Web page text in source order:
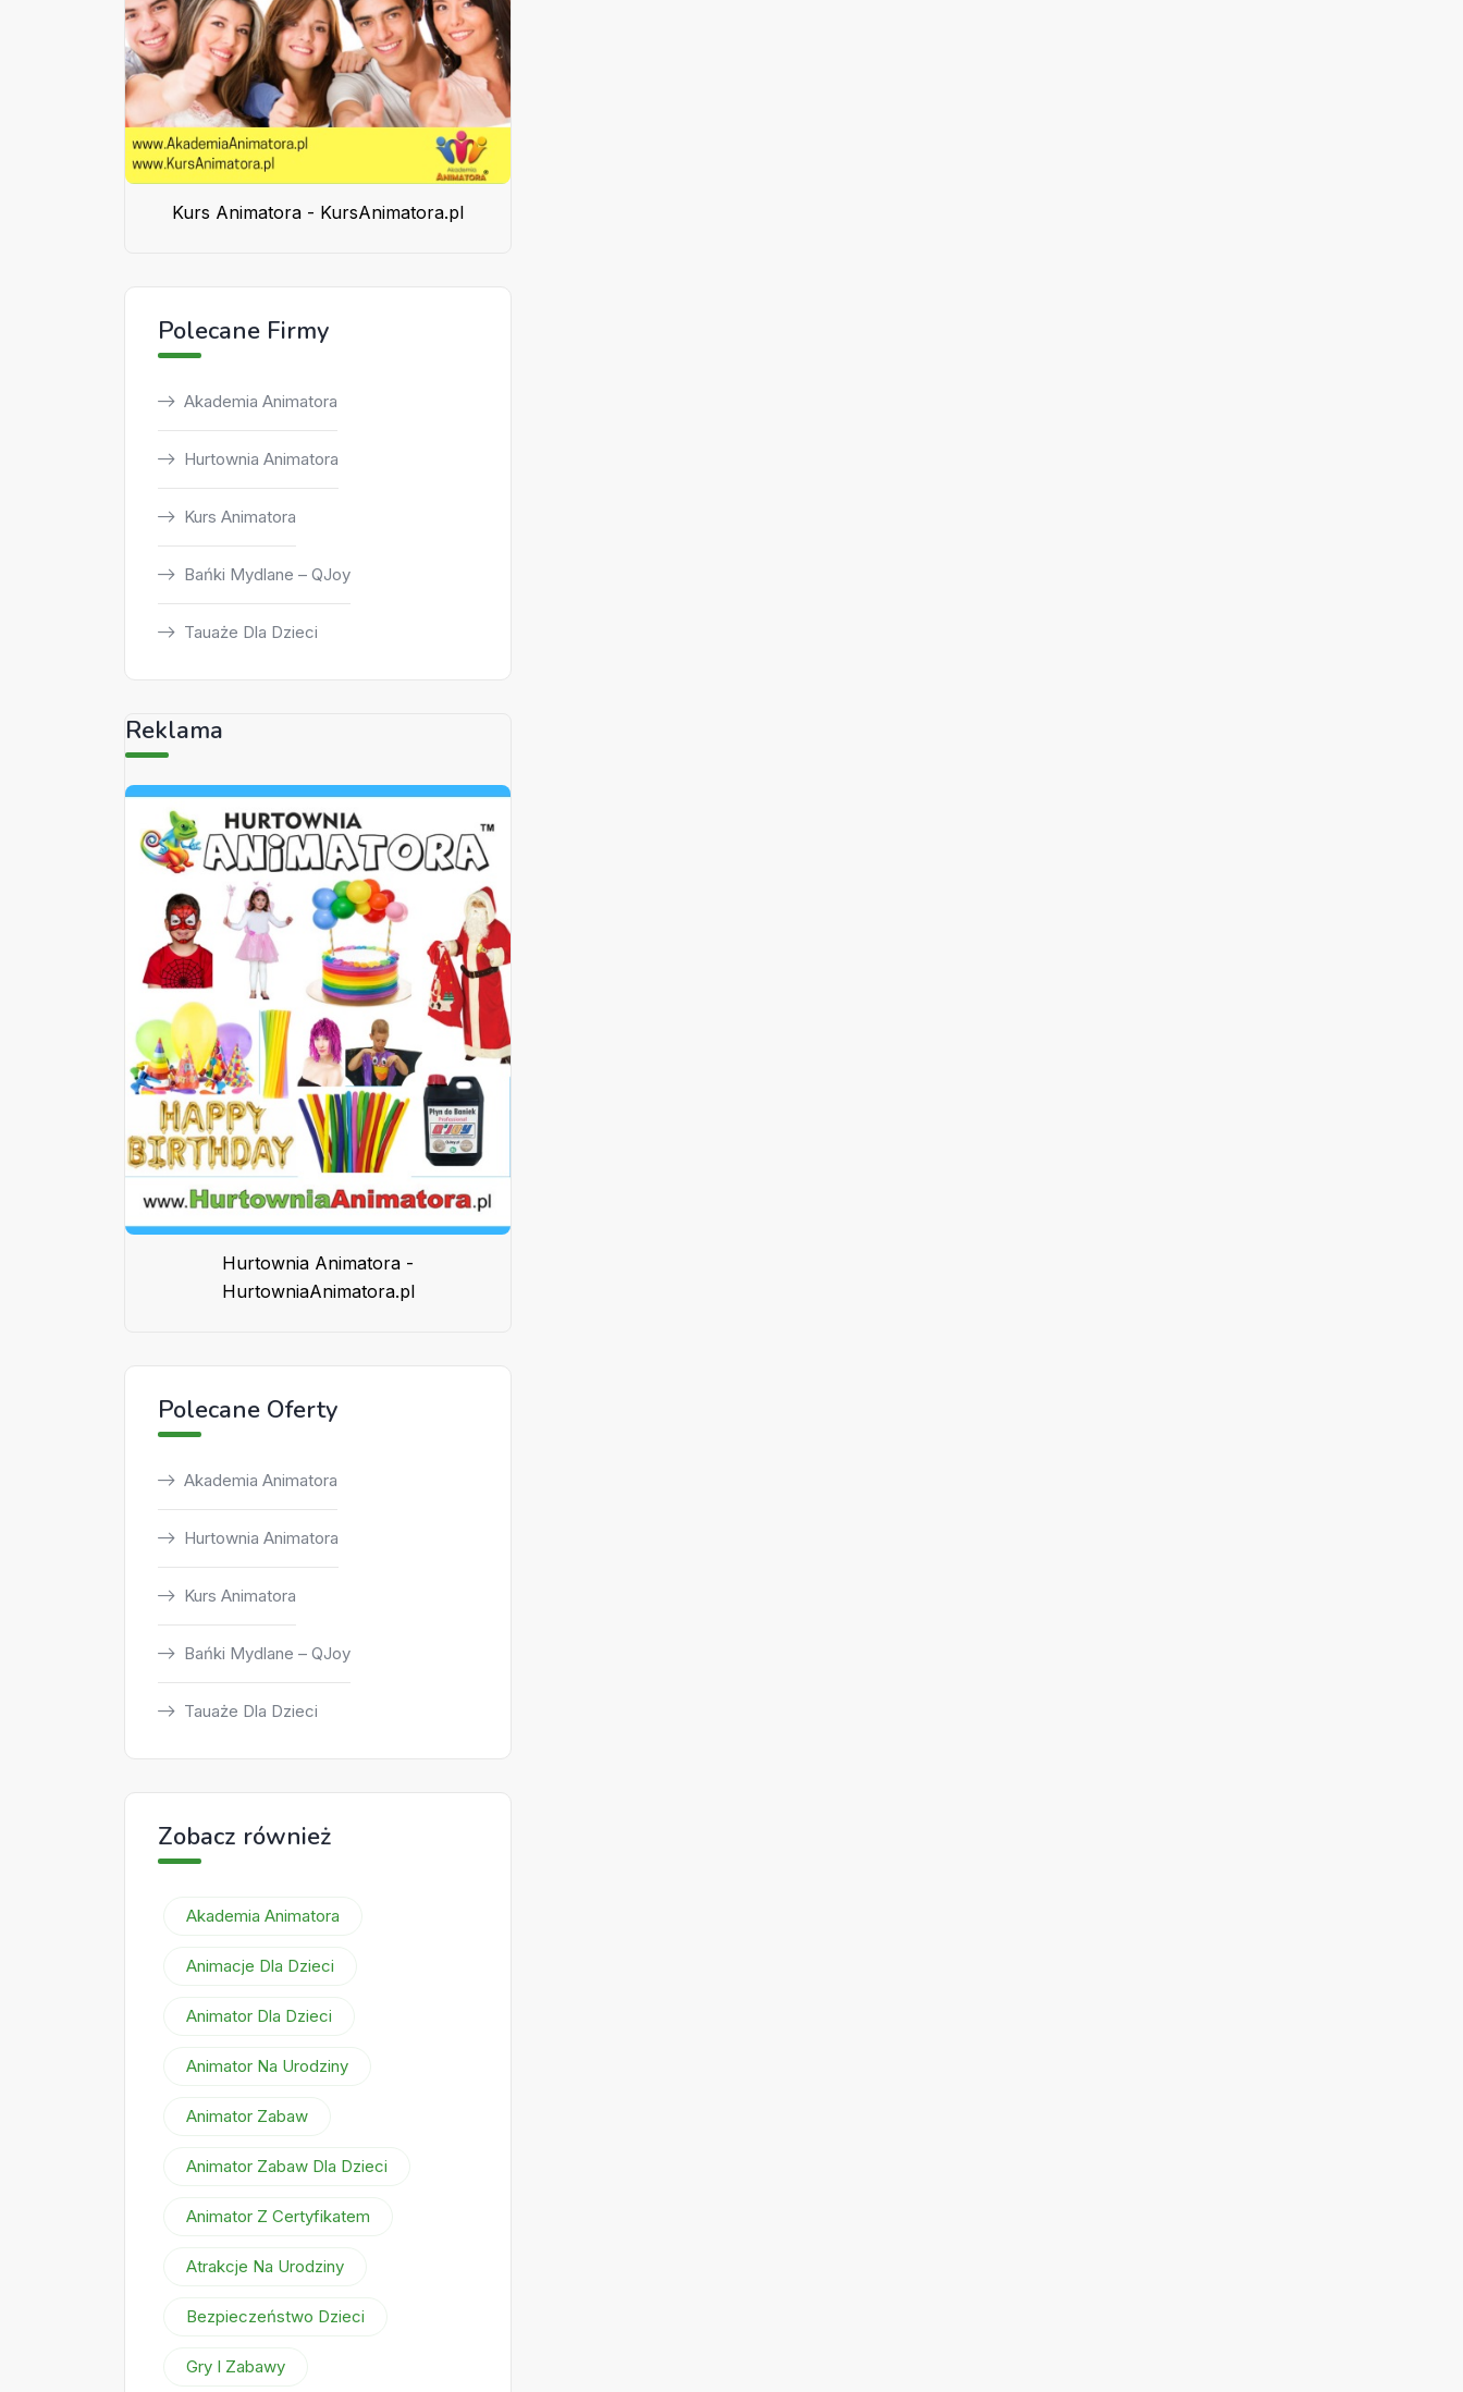
Kurs Animatora - KursAnimatora.pl
Polecane Firmy
Akademia Animatora
Hurtownia Animatora
Kurs Animatora
Bańki Mydlane – QJoy
Tauaże Dla Dzieci
Reklama
Hurtownia Animatora -
HurtowniaAnimatora.pl
Polecane Oferty
Akademia Animatora
Hurtownia Animatora
Kurs Animatora
Bańki Mydlane – QJoy
Tauaże Dla Dzieci
Zobacz również
Akademia Animatora
Animacje Dla Dzieci
Animator Dla Dzieci
Animator Na Urodziny
Animator Zabaw
Animator Zabaw Dla Dzieci
Animator Z Certyfikatem
Atrakcje Na Urodziny
Bezpieczeństwo Dzieci
Gry I Zabawy